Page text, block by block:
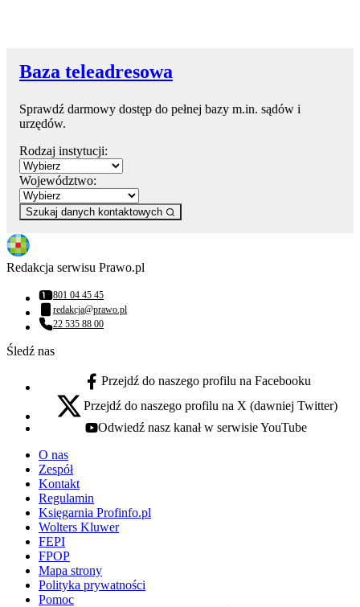
Baza teleadresowa
Sprawdź darmowy dostęp do pełnej bazy m.in. sądów i
urzędów.
Rodzaj instytucji:
Województwo:
Szukaj danych kontaktowych
Redakcja serwisu Prawo.pl
Numer telefonu:
801 04 45 45
Adres email:
redakcja@prawo.pl
Numer telefonu:
22 535 88 00
Śledź nas
facebook - otwiera się w nowej karcie
Przejdź do naszego profilu na Facebooku
x - otwiera się w nowej karcie
Przejdź do naszego profilu na X (dawniej Twitter)
youtube - otwiera się w nowej karcie
Odwiedź nasz kanał w serwisie YouTube
O nas
Zespół
Kontakt
Regulamin
Księgarnia Profinfo.pl
Wolters Kluwer
FEPI
FPOP
Mapa strony
Polityka prywatności
Pomoc